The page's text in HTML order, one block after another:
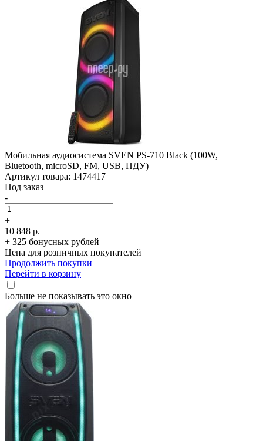
Мобильная аудиосистема SVEN PS-710 Black (100W,
Bluetooth, microSD, FM, USB, ПДУ)
Артикул товара: 1474417
Под заказ
-
+
10 848 р.
+ 325 бонусных рублей
Цена для розничных покупателей
Продолжить покупки
Перейти в корзину
Больше не показывать это окно